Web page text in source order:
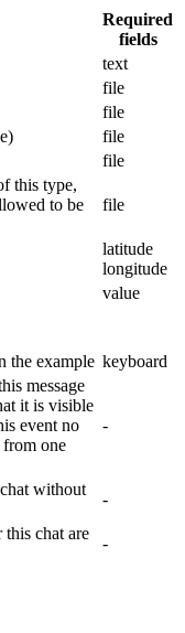
Required
fields
text
file
file
file
file
this type,
to be
file
latitude
longitude
value
the example keyboard
message
it is visible
event no
from one
-
without
-
this chat are
-